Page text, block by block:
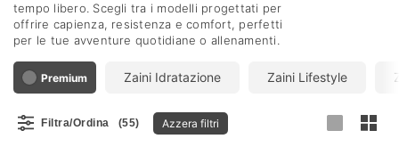
tempo libero. Scegli tra i modelli progettati per
offrire capienza, resistenza e comfort, perfetti
per le tue avventure quotidiane o allenamenti.
Premium Zaini Idratazione Zaini Lifestyle
Filtra/Ordina (55) Azzera filtri